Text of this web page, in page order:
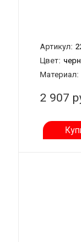
Артикул:
Цвет:
Материал:
2 907